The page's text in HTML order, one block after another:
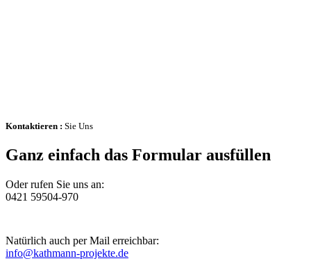
Kontaktieren : Sie Uns
Ganz einfach das Formular ausfüllen
Oder rufen Sie uns an:
0421 59504-970
Natürlich auch per Mail erreichbar:
info@kathmann-projekte.de